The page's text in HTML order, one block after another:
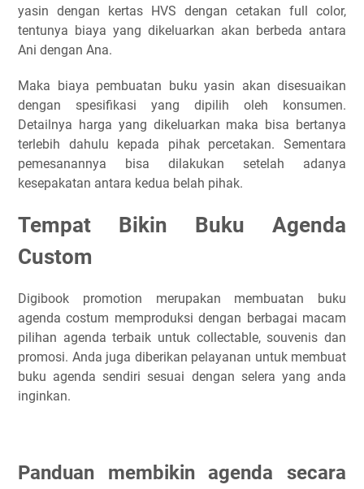
yasin dengan kertas HVS dengan cetakan full color,
tentunya biaya yang dikeluarkan akan berbeda antara
Ani dengan Ana.
Maka biaya pembuatan buku yasin akan disesuaikan
dengan spesifikasi yang dipilih oleh konsumen.
Detailnya harga yang dikeluarkan maka bisa bertanya
terlebih dahulu kepada pihak percetakan. Sementara
pemesanannya bisa dilakukan setelah adanya
kesepakatan antara kedua belah pihak.
Tempat Bikin Buku Agenda
Custom
Digibook promotion merupakan membuatan buku
agenda costum memproduksi dengan berbagai macam
pilihan agenda terbaik untuk collectable, souvenis dan
promosi. Anda juga diberikan pelayanan untuk membuat
buku agenda sendiri sesuai dengan selera yang anda
inginkan.
Panduan membikin agenda secara